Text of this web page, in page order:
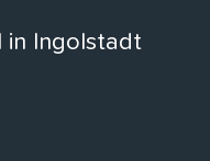
in Ingolstadt